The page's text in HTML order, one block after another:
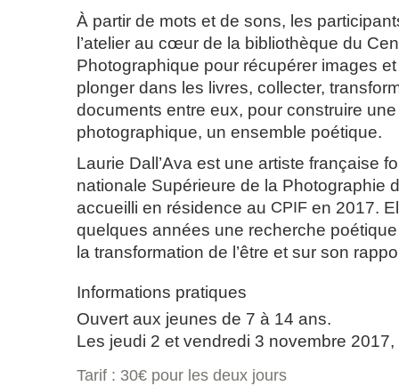
À partir de mots et de sons, les
l’atelier au cœur de la bibliothèque du
Photographique pour récupérer images
plonger dans les livres, collecter,
documents entre eux, pour construire
photographique, un ensemble poétique.
Laurie Dall’Ava est une artiste française
nationale Supérieure de la Photographie
accueilli en résidence au CPIF en 2017.
quelques années une recherche
la transformation de l’être et sur son
Informations pratiques
Ouvert aux jeunes de 7 à 14 ans.
Les jeudi 2 et vendredi 3 novembre
Tarif : 30€ pour les deux jours